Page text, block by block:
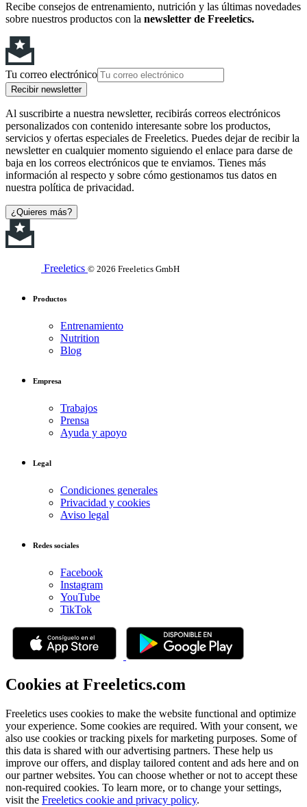
Recibe consejos de entrenamiento, nutrición y las últimas novedades
sobre nuestros productos con la newsletter de Freeletics.
Tu correo electrónico
Recibir newsletter
Al suscribirte a nuestra newsletter, recibirás correos electrónicos
personalizados con contenido interesante sobre los productos,
servicios y ofertas especiales de Freeletics. Puedes dejar de recibir la
newsletter en cualquier momento siguiendo el enlace para darse de
baja en los correos electrónicos que te enviamos. Tienes más
información al respecto y sobre cómo gestionamos tus datos en
nuestra política de privacidad.
¿Quieres más?
Freeletics © 2026 Freeletics GmbH
Productos
Entrenamiento
Nutrition
Blog
Empresa
Trabajos
Prensa
Ayuda y apoyo
Legal
Condiciones generales
Privacidad y cookies
Aviso legal
Redes sociales
Facebook
Instagram
YouTube
TikTok
Cookies at Freeletics.com
Freeletics uses cookies to make the website functional and optimize
your experience. Some cookies are required. With your consent, we
also use cookies or tracking pixels for marketing purposes. Some of
this data is shared with our advertising partners. These help us
improve our offers, and display tailored content and ads here and on
our partner websites. You can choose whether or not to accept these
non-required cookies. To learn more, or to change your settings,
visit the Freeletics cookie and privacy policy.